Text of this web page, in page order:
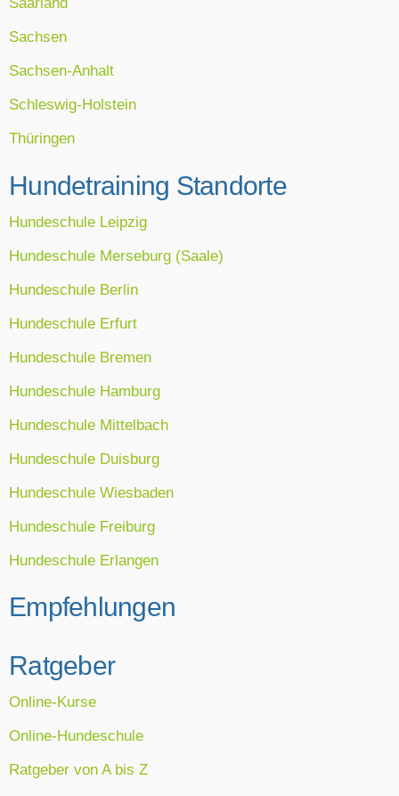
Sachsen
Sachsen-Anhalt
Schleswig-Holstein
Thüringen
Hundetraining Standorte
Hundeschule Leipzig
Hundeschule Merseburg (Saale)
Hundeschule Berlin
Hundeschule Erfurt
Hundeschule Bremen
Hundeschule Hamburg
Hundeschule Mittelbach
Hundeschule Duisburg
Hundeschule Wiesbaden
Hundeschule Freiburg
Hundeschule Erlangen
Empfehlungen
Ratgeber
Online-Kurse
Online-Hundeschule
Ratgeber von A bis Z